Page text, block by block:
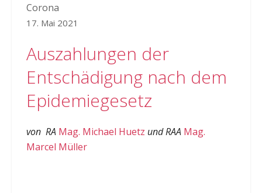
Corona
17. Mai 2021
Auszahlungen der
Entschädigung nach dem
Epidemiegesetz
von RA Mag. Michael Huetz und RAAMag.
Marcel Müller